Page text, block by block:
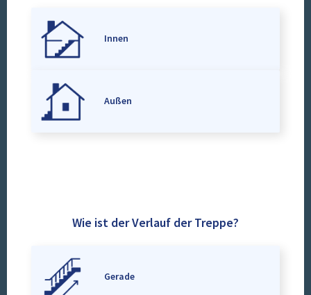
Innen
Außen
Wie ist der Verlauf der Treppe?
Gerade